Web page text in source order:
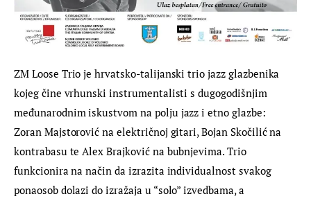
ZM Loose Trio je hrvatsko-talijanski trio jazz glazbenika
kojeg čine vrhunski instrumentalisti s dugogodišnjim
međunarodnim iskustvom na polju jazz i etno glazbe:
Zoran Majstorović na električnoj gitari, Bojan Skočilić na
kontrabasu te Alex Brajković na bubnjevima. Trio
funkcionira na način da izrazita individualnost svakog
ponaosob dolazi do izražaja u “solo” izvedbama, a